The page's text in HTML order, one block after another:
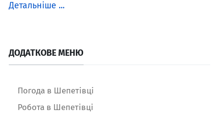
Детальніше ...
ДОДАТКОВЕ МЕНЮ
Погода в Шепетівці
Робота в Шепетівці